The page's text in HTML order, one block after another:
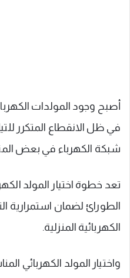
أصبح وجود المولدات
في ظل الانقطاع المتكرر
شبكة الكهرباء في بعض
تعد خطوة اختيار المولد
الطورائ لضمان استمرارية
الكهربائية المنزلية.
واختيار المولد الكهربائي